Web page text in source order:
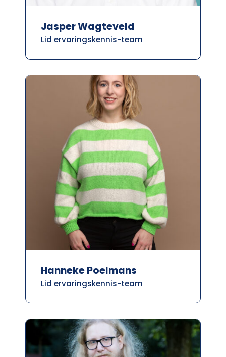
Jasper Wagteveld
Lid ervaringskennis-team
Hanneke Poelmans
Lid ervaringskennis-team